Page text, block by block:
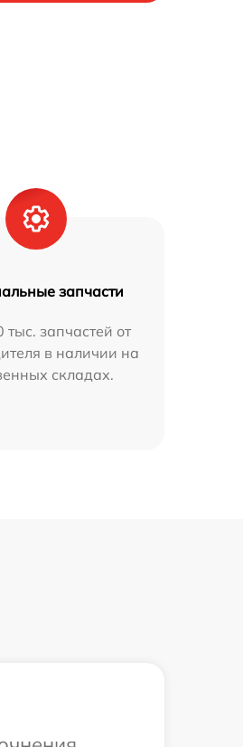
запчасти
тыс. запчастей от
в наличии на
складах.